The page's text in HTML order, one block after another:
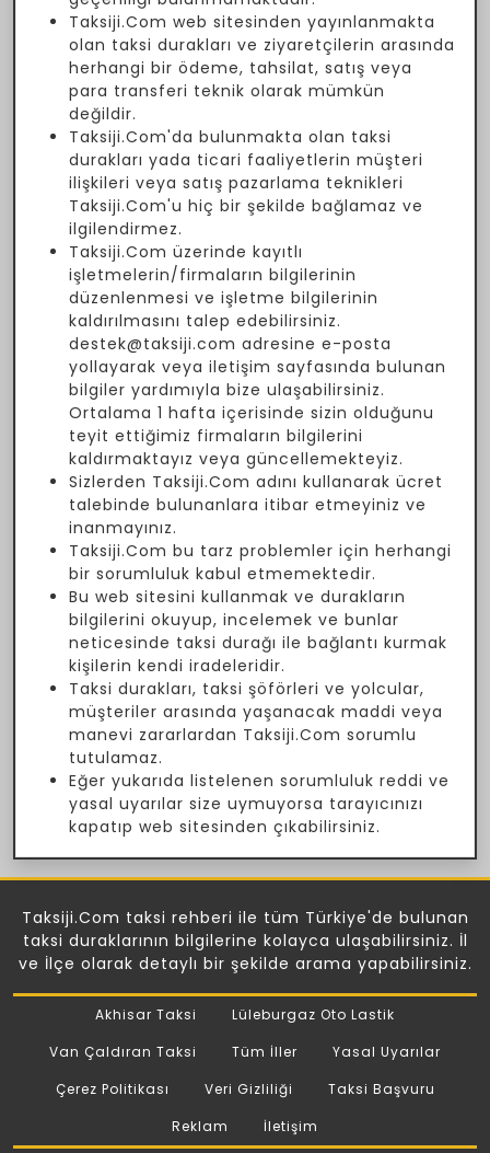
Taksiji.Com web sitesinden yayınlanmakta
olan taksi durakları ve ziyaretçilerin arasında
herhangi bir ödeme, tahsilat, satış veya
para transferi teknik olarak mümkün
değildir.
Taksiji.Com'da bulunmakta olan taksi
durakları yada ticari faaliyetlerin müşteri
ilişkileri veya satış pazarlama teknikleri
Taksiji.Com'u hiç bir şekilde bağlamaz ve
ilgilendirmez.
Taksiji.Com üzerinde kayıtlı
işletmelerin/firmaların bilgilerinin
düzenlenmesi ve işletme bilgilerinin
kaldırılmasını talep edebilirsiniz.
destek@taksiji.com adresine e-posta
yollayarak veya iletişim sayfasında bulunan
bilgiler yardımıyla bize ulaşabilirsiniz.
Ortalama 1 hafta içerisinde sizin olduğunu
teyit ettiğimiz firmaların bilgilerini
kaldırmaktayız veya güncellemekteyiz.
Sizlerden Taksiji.Com adını kullanarak ücret
talebinde bulunanlara itibar etmeyiniz ve
inanmayınız.
Taksiji.Com bu tarz problemler için herhangi
bir sorumluluk kabul etmemektedir.
Bu web sitesini kullanmak ve durakların
bilgilerini okuyup, incelemek ve bunlar
neticesinde taksi durağı ile bağlantı kurmak
kişilerin kendi iradeleridir.
Taksi durakları, taksi şöförleri ve yolcular,
müşteriler arasında yaşanacak maddi veya
manevi zararlardan Taksiji.Com sorumlu
tutulamaz.
Eğer yukarıda listelenen sorumluluk reddi ve
yasal uyarılar size uymuyorsa tarayıcınızı
kapatıp web sitesinden çıkabilirsiniz.
Taksiji.Com taksi rehberi ile tüm Türkiye'de bulunan
taksi duraklarının bilgilerine kolayca ulaşabilirsiniz. İl
ve İlçe olarak detaylı bir şekilde arama yapabilirsiniz.
Akhisar Taksi
Lüleburgaz Oto Lastik
Van Çaldıran Taksi
Tüm İller
Yasal Uyarılar
Çerez Politikası
Veri Gizliliği
Taksi Başvuru
Reklam
İletişim